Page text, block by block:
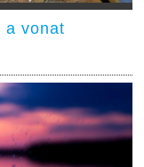
a vonat